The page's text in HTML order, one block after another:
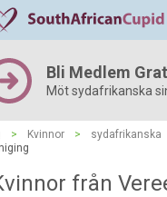
Bli Medlem
Möt sydafrikanska
> Kvinnor > sydafrikanska
från